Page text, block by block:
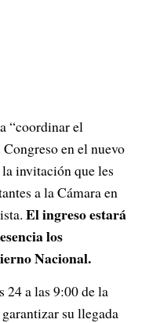
“coordinar el
en el nuevo
invitación que les
a la Cámara en
El ingreso estará
los
Nacional.
a las 9:00 de la
su llegada